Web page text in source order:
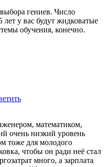
гениев. Число
у вас будут жидковатые
обучения, конечно.
математиком,
очень низкий уровень
тоже для молодого
чтобы он ради неё стал
много, а зарплата